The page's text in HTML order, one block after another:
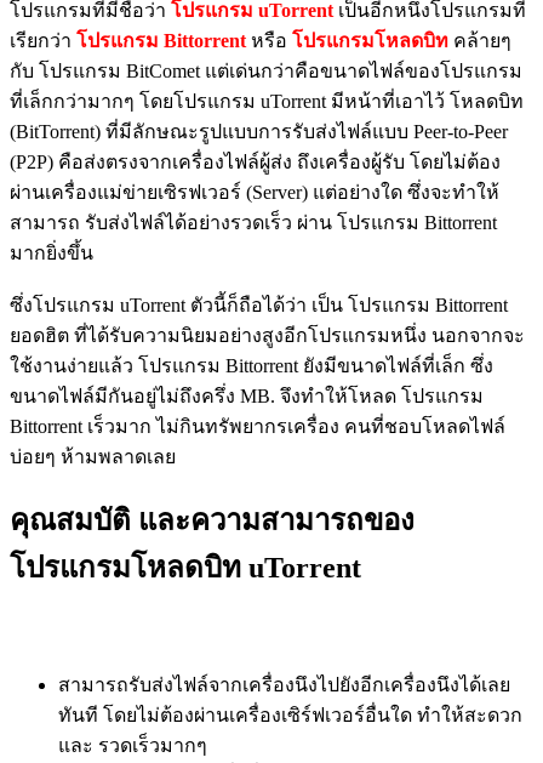
โปรแกรมที่มีชื่อว่า โปรแกรม uTorrent เป็นอีกหนึ่งโปรแกรมที่
เรียกว่า โปรแกรม Bittorrent หรือ โปรแกรมโหลดบิท คล้ายๆ
กับ โปรแกรม BitComet แต่เด่นกว่าคือขนาดไฟล์ของโปรแกรม
ที่เล็กกว่ามากๆ โดยโปรแกรม uTorrent มีหน้าที่เอาไว้ โหลดบิท
(BitTorrent) ที่มีลักษณะรูปแบบการรับส่งไฟล์แบบ Peer-to-Peer
(P2P) คือส่งตรงจากเครื่องไฟล์ผู้ส่ง ถึงเครื่องผู้รับ โดยไม่ต้อง
ผ่านเครื่องแม่ข่ายเซิรฟเวอร์ (Server) แต่อย่างใด ซึ่งจะทำให้
สามารถ รับส่งไฟล์ได้อย่างรวดเร็ว ผ่าน โปรแกรม Bittorrent
มากยิ่งขึ้น
ซึ่งโปรแกรม uTorrent ตัวนี้ก็ถือได้ว่า เป็น โปรแกรม Bittorrent
ยอดฮิต ที่ได้รับความนิยมอย่างสูงอีกโปรแกรมหนึ่ง นอกจากจะ
ใช้งานง่ายแล้ว โปรแกรม Bittorrent ยังมีขนาดไฟล์ที่เล็ก ซึ่ง
ขนาดไฟล์มีกันอยู่ไม่ถึงครึ่ง MB. จึงทำให้โหลด โปรแกรม
Bittorrent เร็วมาก ไม่กินทรัพยากรเครื่อง คนที่ชอบโหลดไฟล์
บ่อยๆ ห้ามพลาดเลย
คุณสมบัติ และความสามารถของ
โปรแกรมโหลดบิท uTorrent
สามารถรับส่งไฟล์จากเครื่องนึงไปยังอีกเครื่องนึงได้เลย
ทันที โดยไม่ต้องผ่านเครื่องเซิร์ฟเวอร์อื่นใด ทำให้สะดวก
และ รวดเร็วมากๆ